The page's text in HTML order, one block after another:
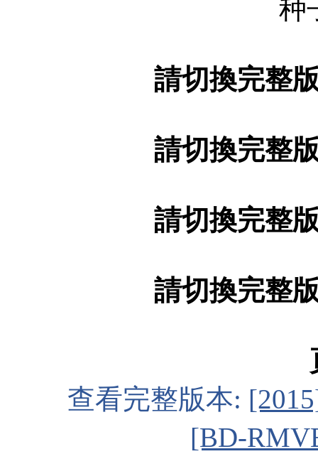
种
請切換完整
請切換完整
請切換完整
請切換完整
查看完整版本:
[BD-